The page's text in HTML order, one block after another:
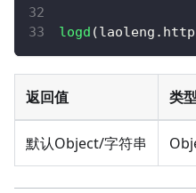
logd (laoleng . http
返回值 类型
默认Object/字符串